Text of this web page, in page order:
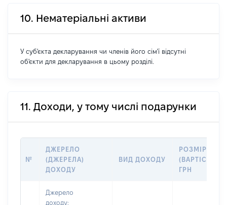
10. Нематеріальні активи
У суб'єкта декларування чи членів його сім'ї відсутні
об'єкти для декларування в цьому розділі.
11. Доходи, у тому числі подарунки
№
ДЖЕРЕЛО
(ДЖЕРЕЛА)
ДОХОДУ
ВИД ДОХОДУ
РОЗМІР
(ВАРТІСТЬ),
ГРН
Джерело
доходу: